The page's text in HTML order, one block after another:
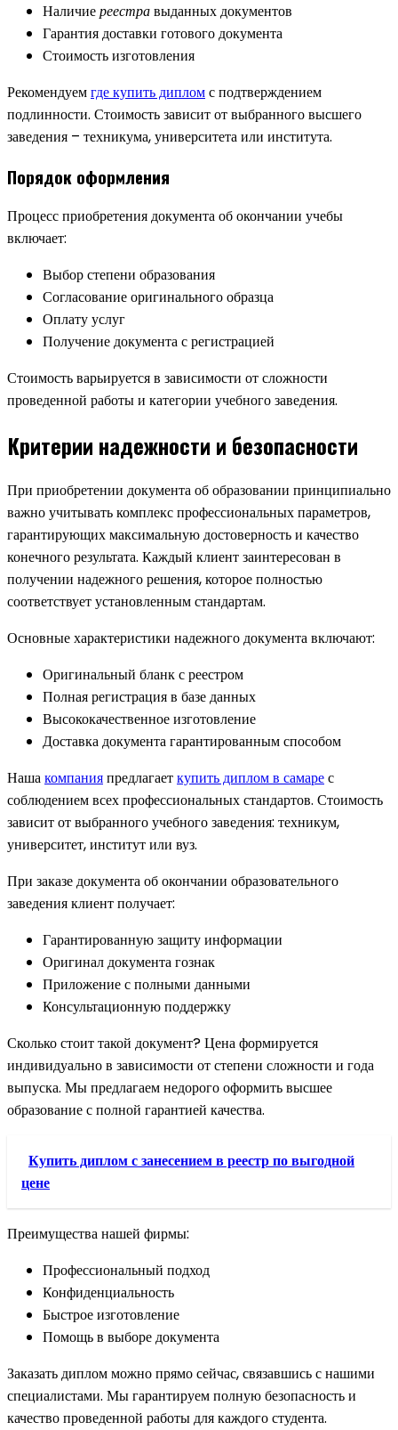
Наличиереестравыданных документов
Гарантия доставки готового документа
Стоимость изготовления
Рекомендуемгде купить дипломс подтверждением
подлинности. Стоимость зависит от выбранного высшего
заведения – техникума, университета или института.
Порядок оформления
Процесс приобретения документа об окончании учебы
включает:
Выбор степени образования
Согласование оригинального образца
Оплату услуг
Получение документа с регистрацией
Стоимость варьируется в зависимости от сложности
проведенной работы и категории учебного заведения.
Критерии надежности и безопасности
При приобретении документа об образовании принципиально
важно учитывать комплекс профессиональных параметров,
гарантирующих максимальную достоверность и качество
конечного результата. Каждый клиент заинтересован в
получении надежного решения, которое полностью
соответствует установленным стандартам.
Основные характеристики надежного документа включают:
Оригинальный бланк с реестром
Полная регистрация в базе данных
Высококачественное изготовление
Доставка документа гарантированным способом
Нашакомпанияпредлагаеткупить диплом в самарес
соблюдением всех профессиональных стандартов. Стоимость
зависит от выбранного учебного заведения: техникум,
университет, институт или вуз.
При заказе документа об окончании образовательного
заведения клиент получает:
Гарантированную защиту информации
Оригинал документа гознак
Приложение с полными данными
Консультационную поддержку
Сколько стоит такой документ? Цена формируется
индивидуально в зависимости от степени сложности и года
выпуска. Мы предлагаем недорого оформить высшее
образование с полной гарантией качества.
Купить диплом с занесением в реестр по выгодной
цене
Преимущества нашей фирмы:
Профессиональный подход
Конфиденциальность
Быстрое изготовление
Помощь в выборе документа
Заказать диплом можно прямо сейчас, связавшись с нашими
специалистами. Мы гарантируем полную безопасность и
качество проведенной работы для каждого студента.